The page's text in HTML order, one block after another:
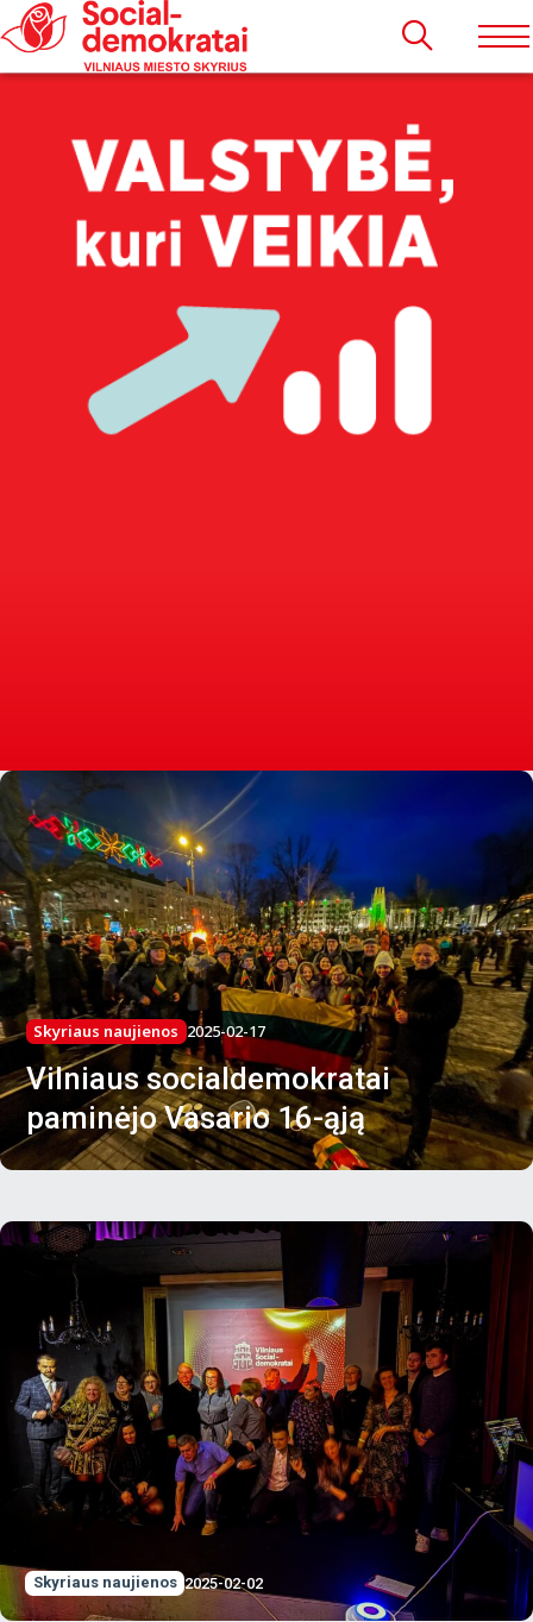
Skyriaus naujienos 2025-02-17
Vilniaus socialdemokratai
paminėjo Vasario 16-ąją
Skyriaus naujienos 2025-02-02